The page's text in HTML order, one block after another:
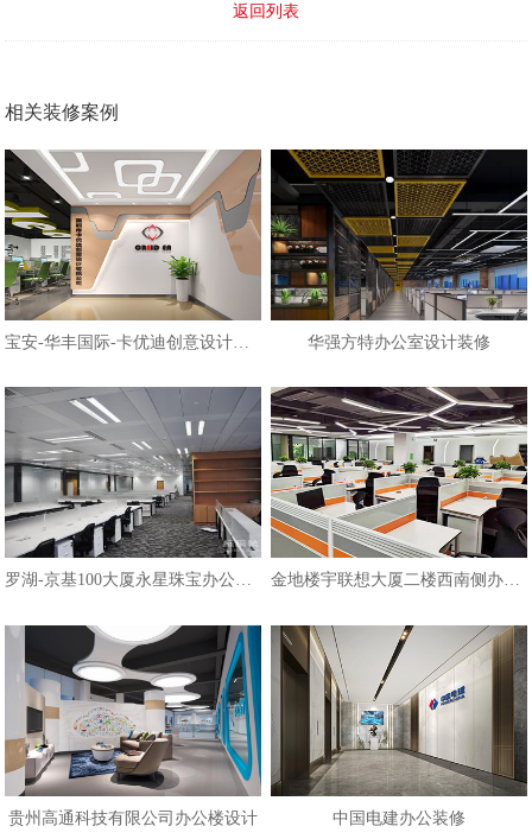
返回列表
相关装修案例
华强方特办公室设计装修
罗湖-京基100大厦永星珠宝办公室装修 金地楼宇联想大厦二楼西南侧办公区
贵州高通科技有限公司办公楼设计 中国电建办公装修